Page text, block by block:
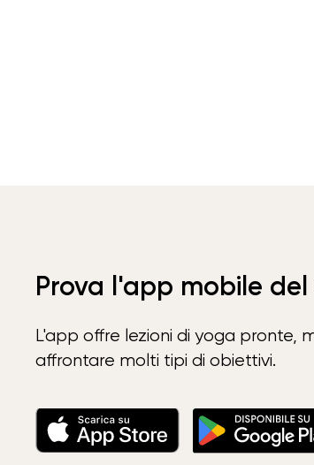
Prova l'app mobile
L'app offre lezioni di yoga pronte,
affrontare molti tipi di obiettivi.